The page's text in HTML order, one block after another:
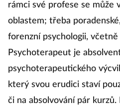
rámci své profese se může
oblastem; třeba
forenzní psychologii,
Psychoterapeut je
psychoterapeutického
který svou erudici staví
či na absolvování pár kurzů.